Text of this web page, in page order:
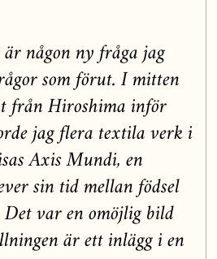
någon ny fråga jag
som förut. I mitten
från Hiroshima inför
jag flera textila verk i
Axis Mundi, en
sin tid mellan födsel
Det var en omöjlig bild
är ett inlägg i en